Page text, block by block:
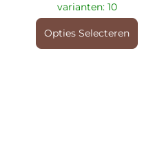
varianten: 10
Opties Selecteren